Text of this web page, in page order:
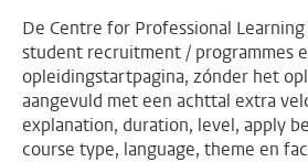
De Centre for Professional
student recruitment / programmes
opleidingstartpagina, zónder het
aangevuld met een achttal extra
explanation, duration, level, apply
course type, language, theme en